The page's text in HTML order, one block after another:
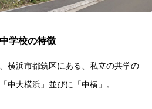
学校の特徴
横浜市都筑区にある、私立の共学の
中大横浜」並びに「中横」。